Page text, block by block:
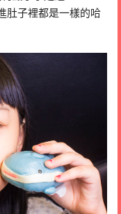
肚子裡都是一樣的哈